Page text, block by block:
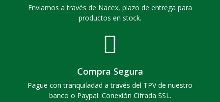
Enviamos a través de Nacex, plazo de entrega para
productos en stock.
Compra Segura
Pague con tranquiladad a través del TPV de nuestro
banco o Paypal. Conexión Cifrada SSL.